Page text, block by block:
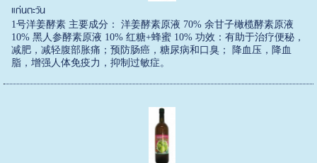
แก่นตะวัน
1号洋姜酵素 主要成分： 洋姜酵素原液 70% 余甘子橄榄酵素原液
10% 黑人参酵素原液 10% 红糖+蜂蜜 10% 功效：有助于治疗便秘，
减肥，减轻腹部胀痛；预防肠癌，糖尿病和口臭； 降血压，降血
脂，增强人体免疫力，抑制过敏症。